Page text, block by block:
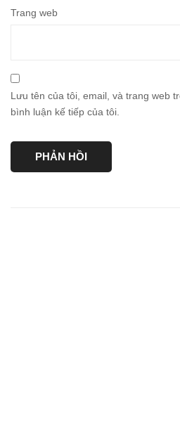
Trang web
Lưu tên của tôi, email, và trang web
bình luận kế tiếp của tôi.